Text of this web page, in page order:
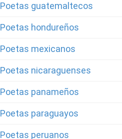
Poetas guatemaltecos
Poetas hondureños
Poetas mexicanos
Poetas nicaraguenses
Poetas panameños
Poetas paraguayos
Poetas peruanos